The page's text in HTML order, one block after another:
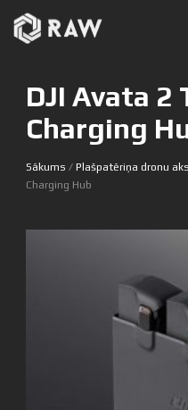
DJI Avata 2
Charging
Sākums /Plašpatēriņa dronu
Charging Hub